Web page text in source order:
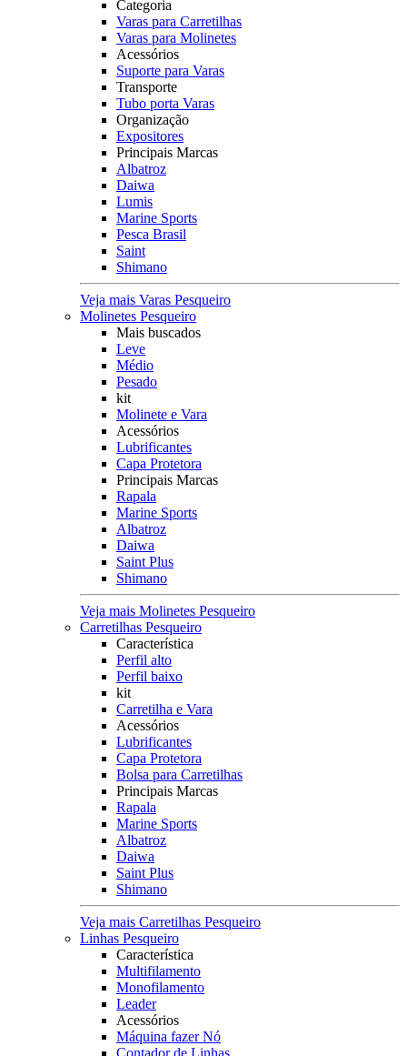
Categoria
Varas para Carretilhas
Varas para Molinetes
Acessórios
Suporte para Varas
Transporte
Tubo porta Varas
Organização
Expositores
Principais Marcas
Albatroz
Daiwa
Lumis
Marine Sports
Pesca Brasil
Saint
Shimano
Veja mais Varas Pesqueiro
Molinetes Pesqueiro
Mais buscados
Leve
Médio
Pesado
kit
Molinete e Vara
Acessórios
Lubrificantes
Capa Protetora
Principais Marcas
Rapala
Marine Sports
Albatroz
Daiwa
Saint Plus
Shimano
Veja mais Molinetes Pesqueiro
Carretilhas Pesqueiro
Característica
Perfil alto
Perfil baixo
kit
Carretilha e Vara
Acessórios
Lubrificantes
Capa Protetora
Bolsa para Carretilhas
Principais Marcas
Rapala
Marine Sports
Albatroz
Daiwa
Saint Plus
Shimano
Veja mais Carretilhas Pesqueiro
Linhas Pesqueiro
Característica
Multifilamento
Monofilamento
Leader
Acessórios
Máquina fazer Nó
Contador de Linhas